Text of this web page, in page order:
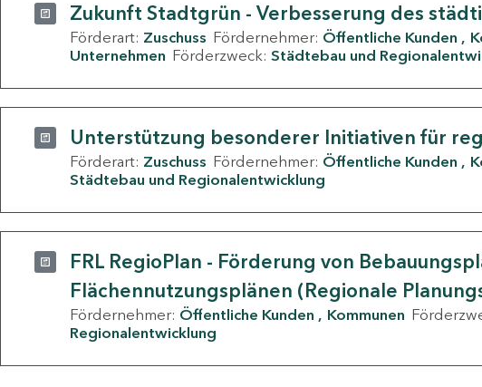
Zukunft Stadtgrün - Verbesserung des
Förderart: Zuschuss Fördernehmer: Öffentliche Kunden
Unternehmen Förderzweck: Städtebau und
Unterstützung besonderer Initiativen für
Förderart: Zuschuss Fördernehmer: Öffentliche Kunden
Städtebau und Regionalentwicklung
FRL RegioPlan - Förderung von
Flächennutzungsplänen (Regionale
Fördernehmer: Öffentliche Kunden Kommunen
Regionalentwicklung